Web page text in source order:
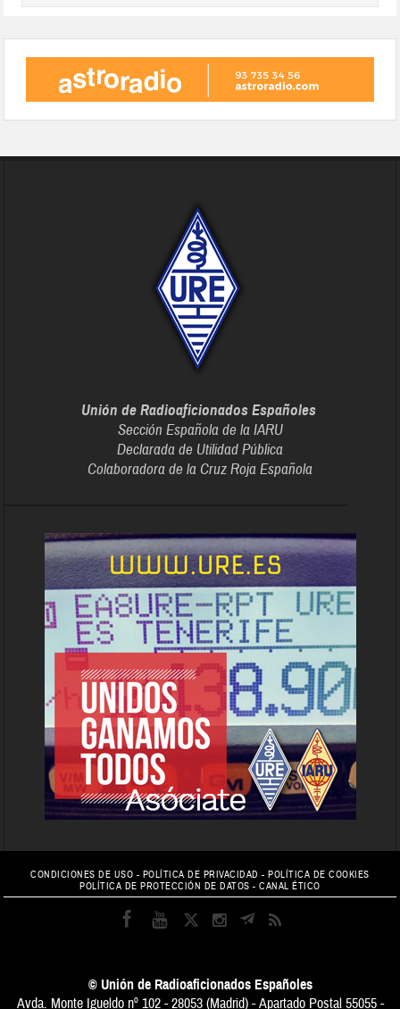
Unión de Radioaficionados Españoles
Sección Española de la IARU
Declarada de Utilidad Pública
Colaboradora de la Cruz Roja Española
CONDICIONES DE USO - POLÍTICA DE PRIVACIDAD -POLÍTICA DE COOKIES
POLÍTICA DE PROTECCIÓN DE DATOS -CANAL ÉTICO
© Unión de Radioaficionados Españoles
Avda. Monte Igueldo nº 102 - 28053 (Madrid) - Apartado Postal 55055 -